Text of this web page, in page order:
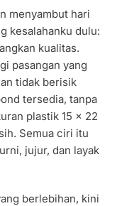
menyambut hari
kesalahanku dulu:
kualitas.
pasangan yang
tidak berisik
tersedia, tanpa
plastik 15 x 22
Semua ciri itu
jujur, dan layak
berlebihan, kini